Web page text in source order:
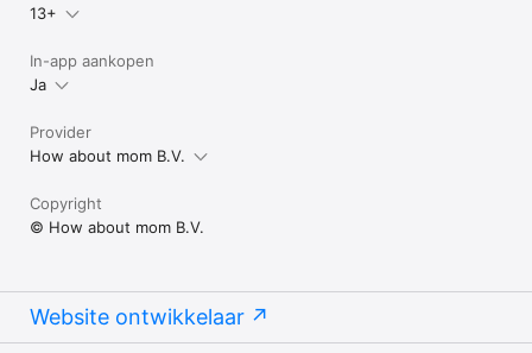
13+
In-app aankopen
Ja
Provider
How about mom B.V.
Copyright
© How about mom B.V.
Website ontwikkelaar